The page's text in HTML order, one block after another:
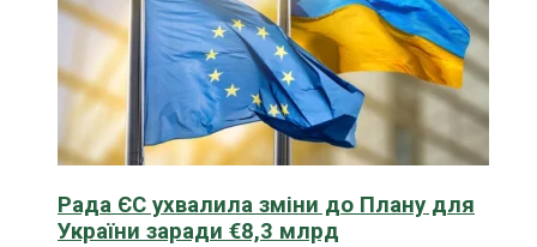
Рада ЄС ухвалила зміни до Плану для
України заради €8,3 млрд